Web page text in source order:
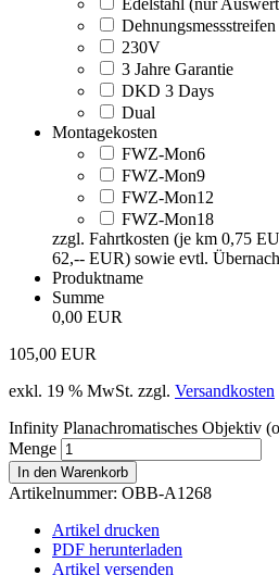
Dehnungsmessstreifen
230V
3 Jahre Garantie
DKD 3 Days
Dual
Montagekosten
FWZ-Mon6
FWZ-Mon9
FWZ-Mon12
FWZ-Mon18
zzgl. Fahrtkosten (je km 0,75
62,-- EUR) sowie evtl.
Produktname
Summe
0,00 EUR
105,00 EUR
exkl. 19 % MwSt. zzgl. Versandkosten
Infinity Planachromatisches Objektiv
Menge
In den Warenkorb
Artikelnummer: OBB-A1268
Artikel drucken
PDF herunterladen
Artikel versenden